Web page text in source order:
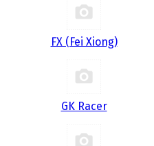
FX (Fei Xiong)
GK Racer